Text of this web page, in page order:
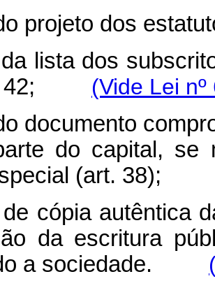
projeto dos
lista dos
(Vide Lei
documento
do capital, se
(art. 38);
cópia autêntica
da escritura
a sociedade.